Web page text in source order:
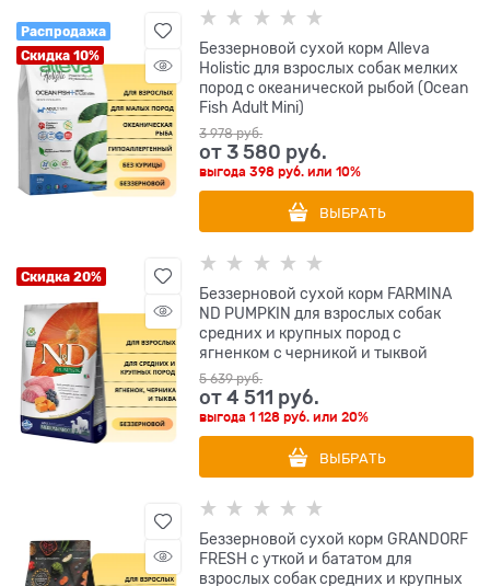
Распродажа
Скидка 10%
Беззерновой сухой корм Alleva
Holistic для взрослых собак мелких
пород с океанической рыбой (Ocean
Fish Adult Mini)
3 978 руб.
от3 580 руб.
выгода398 руб. или10%
ВЫБРАТЬ
Скидка 20%
Беззерновой cухой корм FARMINA
ND PUMPKIN для взрослых собак
средних и крупных пород с
ягненком с черникой и тыквой
5 639 руб.
от4 511 руб.
выгода1 128 руб. или20%
ВЫБРАТЬ
Беззерновой сухой корм GRANDORF
FRESH с уткой и бататом для
взрослых собак средних и крупных